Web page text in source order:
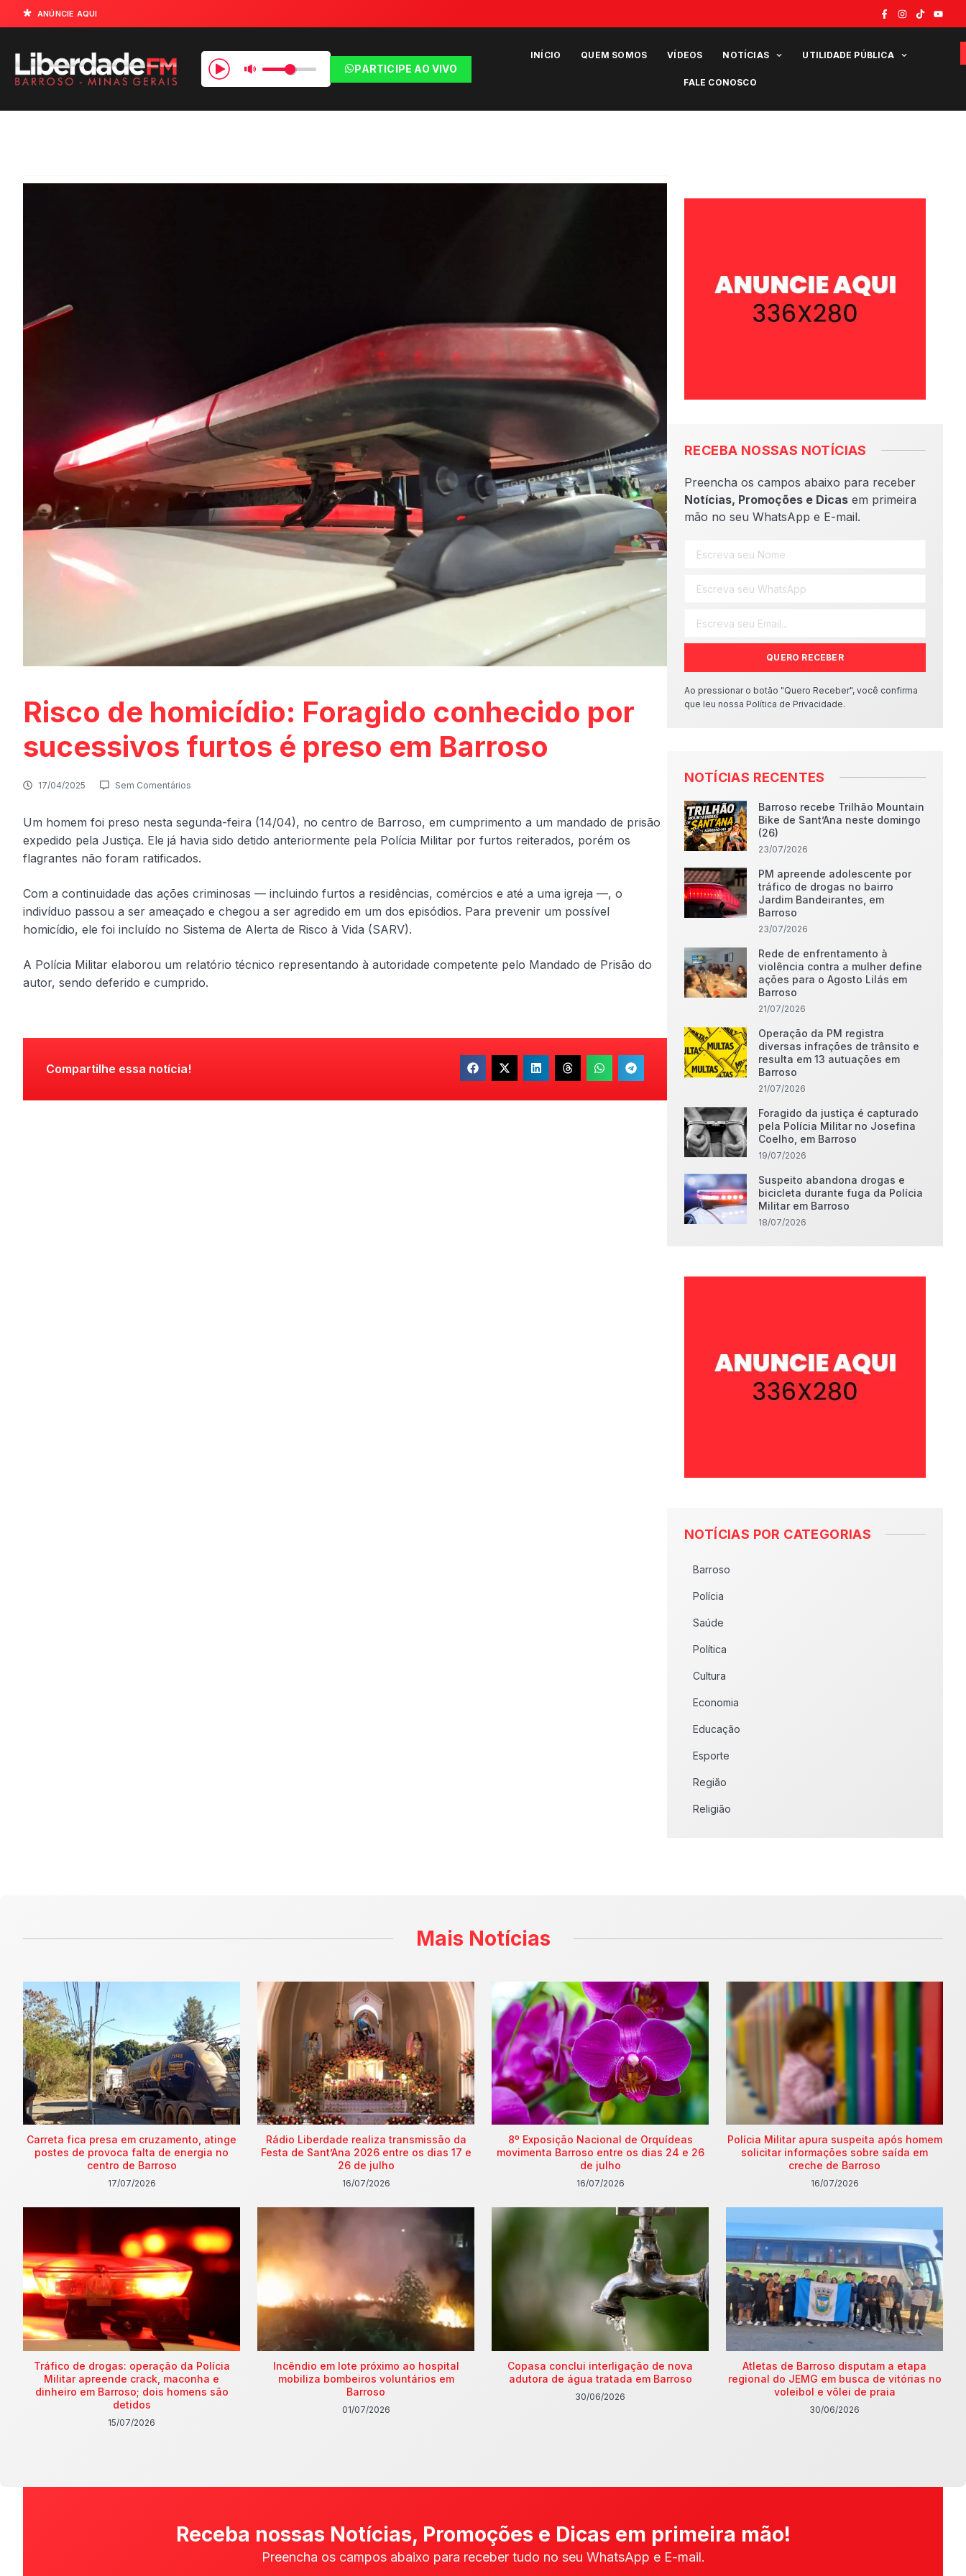
ANÚNCIE AQUI
PARTICIPE AO VIVO
INÍCIO QUEM SOMOS VÍDEOS NOTÍCIAS UTILIDADE PÚBLICA
FALE CONOSCO
Risco de homicídio: Foragido conhecido por
sucessivos furtos é preso em Barroso
17/04/2025 Sem Comentários
Um homem foi preso nesta segunda-feira (14/04), no centro de Barroso, em cumprimento a um mandado de prisão
expedido pela Justiça. Ele já havia sido detido anteriormente pela Polícia Militar por furtos reiterados, porém os
flagrantes não foram ratificados.
Com a continuidade das ações criminosas — incluindo furtos a residências, comércios e até a uma igreja —, o
indivíduo passou a ser ameaçado e chegou a ser agredido em um dos episódios. Para prevenir um possível
homicídio, ele foi incluído no Sistema de Alerta de Risco à Vida (SARV).
A Polícia Militar elaborou um relatório técnico representando à autoridade competente pelo Mandado de Prisão do
autor, sendo deferido e cumprido.
Compartilhe essa notícia!
RECEBA NOSSAS NOTÍCIAS
Preencha os campos abaixo para receber
Notícias, Promoções e Dicas em primeira
mão no seu WhatsApp e E-mail.
QUERO RECEBER
Ao pressionar o botão "Quero Receber", você confirma
que leu nossa Política de Privacidade.
NOTÍCIAS RECENTES
Barroso recebe Trilhão Mountain
Bike de Sant’Ana neste domingo
(26)
23/07/2026
PM apreende adolescente por
tráfico de drogas no bairro
Jardim Bandeirantes, em
Barroso
23/07/2026
Rede de enfrentamento à
violência contra a mulher define
ações para o Agosto Lilás em
Barroso
21/07/2026
Operação da PM registra
diversas infrações de trânsito e
resulta em 13 autuações em
Barroso
21/07/2026
Foragido da justiça é capturado
pela Polícia Militar no Josefina
Coelho, em Barroso
19/07/2026
Suspeito abandona drogas e
bicicleta durante fuga da Polícia
Militar em Barroso
18/07/2026
NOTÍCIAS POR CATEGORIAS
Barroso
Polícia
Saúde
Política
Cultura
Economia
Educação
Esporte
Região
Religião
Mais Notícias
Carreta fica presa em cruzamento, atinge
postes de provoca falta de energia no
centro de Barroso
17/07/2026
Rádio Liberdade realiza transmissão da
Festa de Sant’Ana 2026 entre os dias 17 e
26 de julho
16/07/2026
8º Exposição Nacional de Orquídeas
movimenta Barroso entre os dias 24 e 26
de julho
16/07/2026
Polícia Militar apura suspeita após homem
solicitar informações sobre saída em
creche de Barroso
16/07/2026
Tráfico de drogas: operação da Polícia
Militar apreende crack, maconha e
dinheiro em Barroso; dois homens são
detidos
15/07/2026
Incêndio em lote próximo ao hospital
mobiliza bombeiros voluntários em
Barroso
01/07/2026
Copasa conclui interligação de nova
adutora de água tratada em Barroso
30/06/2026
Atletas de Barroso disputam a etapa
regional do JEMG em busca de vitórias no
voleibol e vôlei de praia
30/06/2026
Receba nossas Notícias, Promoções e Dicas em primeira mão!
Preencha os campos abaixo para receber tudo no seu WhatsApp e E-mail.